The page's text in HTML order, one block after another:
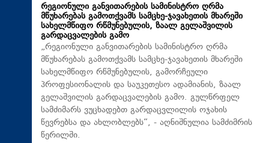
რეგიონული განვითარების სამინისტრო ღრმა
მწუხარებას გამოთქვამს სამცხე-ჯავახეთის მხარეში
სახელმწიფო რწმუნებულის, ზაალ გელაშვილის
გარდაცვალების გამო
„რეგიონული განვითარების სამინისტრო ღრმა
მწუხარებას გამოთქვამს სამცხე-ჯავახეთის მხარეში
სახელმწიფო რწმუნებულის, გამორჩეული
პროფესიონალის და საუკეთესო ადამიანის, ზაალ
გელაშვილის გარდაცვალების გამო. გულწრფელ
სამძიმარს ვუცხადებთ გარდაცვლილის ოჯახის
წევრებსა და ახლობლებს“, - აღნიშნულია სამძიმრის
წერილში.